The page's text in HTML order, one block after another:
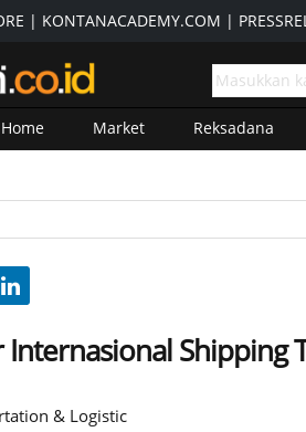
| KONTANACADEMY.COM |
Home Market Reksadana
Internasional Shipping
& Logistic